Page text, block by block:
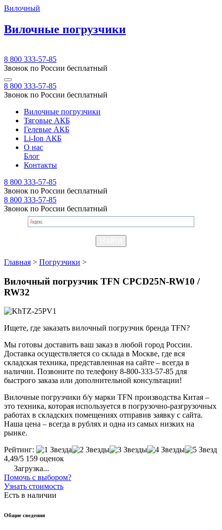
Вилочный
Вилочные погрузчики
8 800 333-57-85
Звонок по России бесплатный
8 800 333-57-85
Звонок по России бесплатный
Вилочные погрузчики
Тяговые АКБ
Гелевые АКБ
Li-Ion АКБ
О нас
Блог
Контакты
8 800 333-57-85
Звонок по России бесплатный
8 800 333-57-85
Звонок по России бесплатный
Главная > Погрузчики >
Вилочный погрузчик TFN CPCD25N-RW10 /
RW32
Ищете, где заказать вилочный погрузчик бренда TFN?
Мы готовы доставить ваш заказ в любой город России.
Доставка осуществляется со склада в Москве, где вся
складская техника, представленная на сайте – всегда в
наличии. Позвоните по телефону 8-800-333-57-85 для
быстрого заказа или дополнительной консультации!
Вилочные погрузчики б/у марки TFN производства Китая –
это техника, которая используется в погрузочно-разгрузочных
работах в складских помещениях отправив заявку с сайта.
Наша цена – всегда в рублях и одна из самых низких на
рынке.
Рейтинг:
4,49/5 159 оценок
Загрузка...
Помочь с выбором?
Узнать стоимость
Есть в наличии
Общие сведения